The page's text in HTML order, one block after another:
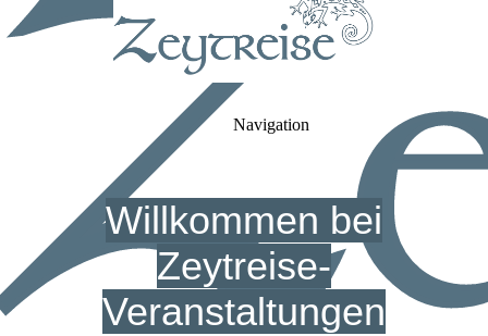
Navigation
Willkommen bei
Zeytreise-
Veranstaltungen